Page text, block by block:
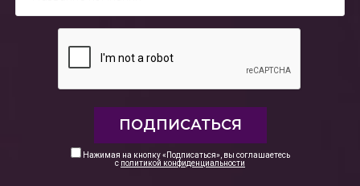
Нажимая на кнопку «Подписаться», вы соглашаетесь
с политикой конфиденциальности